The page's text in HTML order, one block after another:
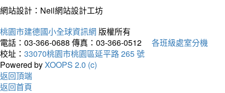
網站設計：Neil網站設計工坊
桃園市建德國小全球資訊網 版權所有
電話：03-366-0688 傳真：03-366-0512
各班級處室分機
校址： 33070桃園市桃園區延平路 265 號
Powered byXOOPS 2.0 (c)
返回頂端
返回首頁